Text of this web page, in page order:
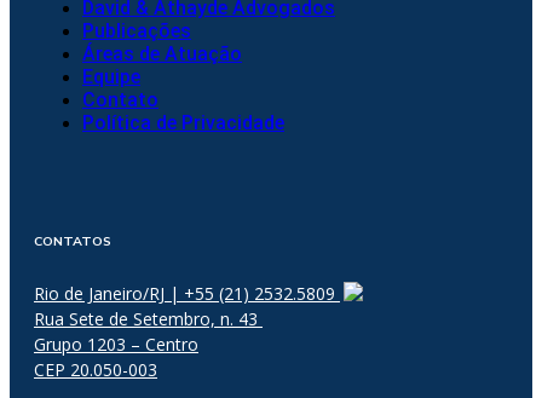
David & Athayde Advogados
Publicações
Áreas de Atuação
Equipe
Contato
Política de Privacidade
CONTATOS
Rio de Janeiro/RJ | +55 (21) 2532.5809
Rua Sete de Setembro, n. 43
Grupo 1203 – Centro
CEP 20.050-003